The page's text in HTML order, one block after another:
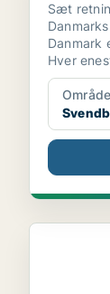
Sæt
Danmark
Hver
Område